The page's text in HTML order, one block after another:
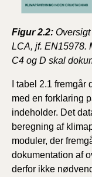
Figur 2.2:
LCA, jf. EN15978.
C4 og D skal
I tabel 2.1
med en forklaring
indeholder. Det
beregning af
moduler, der
dokumentation af
derfor ikke